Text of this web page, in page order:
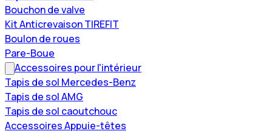
Bouchon de valve
Kit Anticrevaison TIREFIT
Boulon de roues
Pare-Boue
Accessoires pour l'intérieur
Tapis de sol Mercedes-Benz
Tapis de sol AMG
Tapis de sol caoutchouc
Accessoires Appuie-têtes